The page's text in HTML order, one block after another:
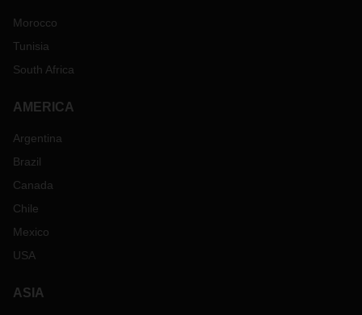
Morocco
Tunisia
South Africa
AMERICA
Argentina
Brazil
Canada
Chile
Mexico
USA
ASIA